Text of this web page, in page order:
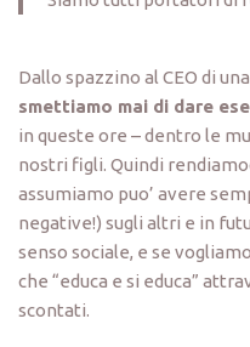
Dallo spazzino al CEO di
smettiamo mai di dare
in queste ore – dentro le
nostri figli. Quindi
assumiamo puo’ avere
negative!) sugli altri e in
senso sociale, e se vogliamo
che “educa e si educa”
scontati.